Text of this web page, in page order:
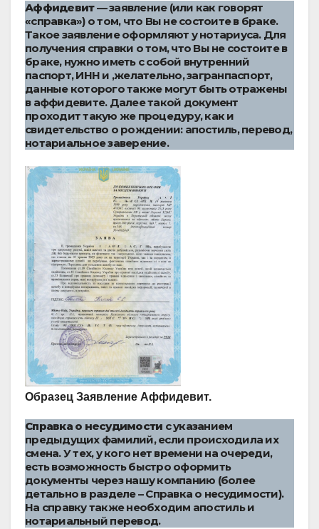
Аффидевит— заявление (или как говорят
«справка») о том, что Вы не состоите в браке.
Такое заявление оформляют у нотариуса. Для
получения справки о том, что Вы не состоите в
браке, нужно иметь с собой внутренний
паспорт, ИНН и ,желательно, загранпаспорт,
данные которого также могут быть отражены
в аффидевите. Далее такой документ
проходит такую же процедуру, как и
свидетельство о рождении: апостиль, перевод,
нотариальное заверение.
Образец Заявление Аффидевит.
Справка о несудимости с указанием
предыдущих фамилий, если происходила их
смена. У тех, у кого нет времени на очереди,
есть возможность быстро оформить
документы через нашу компанию (более
детально в разделе – Справка о несудимости).
На справку также необходим апостиль и
нотариальный перевод.